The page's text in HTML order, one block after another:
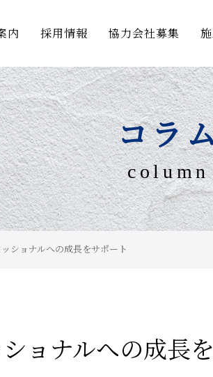
内 採用情報 協力会社募集
コラ
column
ショナルへの成長をサポート
ョナルへの成長